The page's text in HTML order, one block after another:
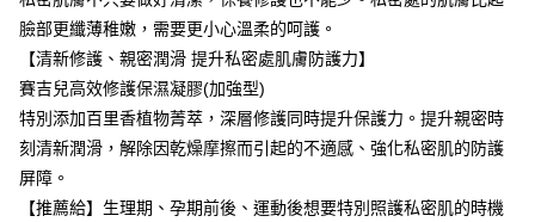
全家取貨付款（出貨後3~5天送達門市）
每筆NT$65，滿NT$599(含以上)免運費
付款後全家取貨（出貨後3~5天送達門市）
每筆NT$65，滿NT$599(含以上)免運費
每筆NT$65，滿NT$599(含以上)免運費
臉部更纖薄稚嫩，需要更小心溫柔的呵護。
【清新修護、親密潤滑 提升私密處肌膚防護力】
賽吉兒高效修護保濕凝膠(加強型)
特別添加百里香植物菁萃，深層修護同時提升保護力。提升親密時
刻清新潤滑，解除因乾燥摩擦而引起的不適感、強化私密肌的防護
屏障。
【推薦給】生理期、孕期前後、運動後想要特別照護私密肌的時機